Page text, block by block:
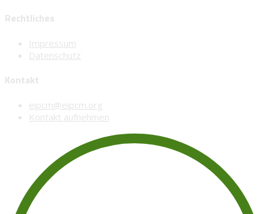
Rechtliches
Impressum
Datenschutz
Kontakt
eipcm@eipcm.org
Kontakt aufnehmen